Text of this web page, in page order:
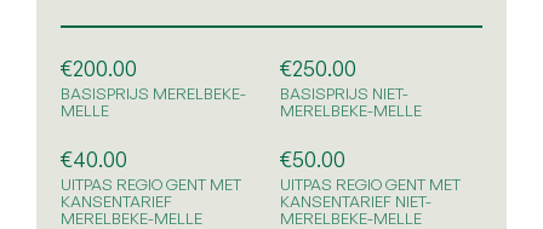
€200.00
BASISPRIJS MERELBEKE-
MELLE
€250.00
BASISPRIJS NIET-
MERELBEKE-MELLE
€40.00
UITPAS REGIO GENT MET
KANSENTARIEF
MERELBEKE-MELLE
€50.00
UITPAS REGIO GENT MET
KANSENTARIEF NIET-
MERELBEKE-MELLE